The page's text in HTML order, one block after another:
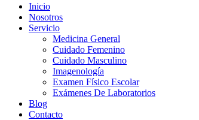
Inicio
Nosotros
Servicio
Medicina General
Cuidado Femenino
Cuidado Masculino
Imagenología
Examen Físico Escolar
Exámenes De Laboratorios
Blog
Contacto